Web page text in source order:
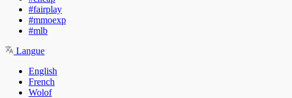
#fairplay
#mmoexp
#mlb
Langue
English
French
Wolof